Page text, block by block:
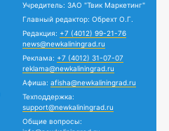
Учредитель: ЗАО "Твик Маркетинг"
Главный редактор: Обрехт О.Г.
Редакция: +7 (4012) 99-21-76
news@newkaliningrad.ru
Реклама: +7 (4012) 31-07-07
reklama@newkaliningrad.ru
Афиша: afisha@newkaliningrad.ru
Техподдержка:
support@newkaliningrad.ru
Общие вопросы: